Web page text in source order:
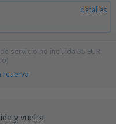
detalles
servicio no incluida 35 EUR
reserva
y vuelta